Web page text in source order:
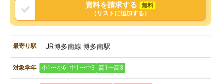
資料を請求する
無料
（リストに追加する）
最寄り駅 JR博多南線 博多南駅
対象学年 小1〜小6 中1〜中3 高1〜高3